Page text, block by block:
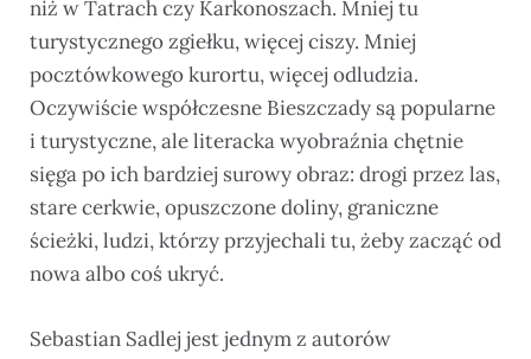
niż w Tatrach czy Karkonoszach. Mniej tu
turystycznego zgiełku, więcej ciszy. Mniej
pocztówkowego kurortu, więcej odludzia.
Oczywiście współczesne Bieszczady są popularne
i turystyczne, ale literacka wyobraźnia chętnie
sięga po ich bardziej surowy obraz: drogi przez las,
stare cerkwie, opuszczone doliny, graniczne
ścieżki, ludzi, którzy przyjechali tu, żeby zacząć od
nowa albo coś ukryć.
Sebastian Sadlej jest jednym z autorów